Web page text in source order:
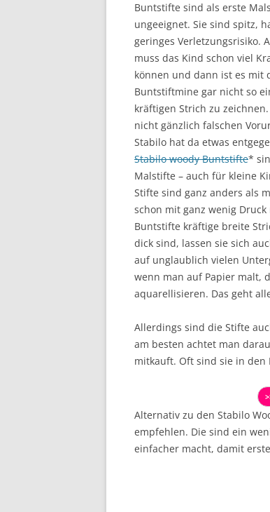
Buntstifte sind als erste
ungeeignet. Sie sind spitz,
geringes Verletzungsrisiko.
muss das Kind schon viel
können und dann ist es mit
Buntstiftmine gar nicht so
kräftigen Strich zu
nicht gänzlich falschen
Stabilo hat da etwas
Stabilo woody Buntstifte*
Malstifte – auch für kleine
Stifte sind ganz anders als
schon mit ganz wenig Druck
Buntstifte kräftige breite
dick sind, lassen sie sich
auf unglaublich vielen
wenn man auf Papier malt,
aquarellisieren. Das geht
Allerdings sind die Stifte
am besten achtet man
mitkauft. Oft sind sie in den
Alternativ zu den Stabilo
empfehlen. Die sind ein
einfacher macht, damit